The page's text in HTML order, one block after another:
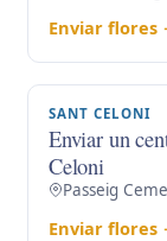
Enviar flores
SANT CELONI
Enviar un
Celoni
Passeig
Enviar flores